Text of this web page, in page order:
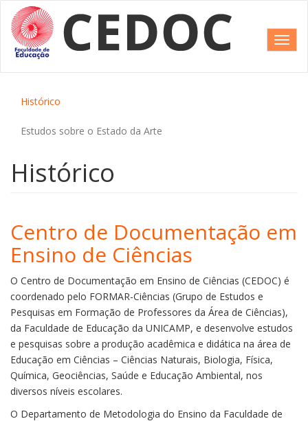
Pular
para
conteúdo
principal
Histórico
Estudos sobre o Estado da Arte
Histórico
Centro de Documentação em
Ensino de Ciências
O Centro de Documentação em Ensino de Ciências (CEDOC) é
coordenado pelo FORMAR-Ciências (Grupo de Estudos e
Pesquisas em Formação de Professores da Área de Ciências),
da Faculdade de Educação da UNICAMP, e desenvolve estudos
e pesquisas sobre a produção acadêmica e didática na área de
Educação em Ciências – Ciências Naturais, Biologia, Física,
Química, Geociências, Saúde e Educação Ambiental, nos
diversos níveis escolares.
O Departamento de Metodologia do Ensino da Faculdade de